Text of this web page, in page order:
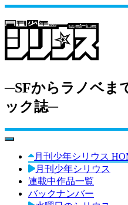
─SFからラノベま
ック誌─
toggle navigation
月刊少年シリウス
月刊少年シリウス
連載中作品一覧
バックナンバー